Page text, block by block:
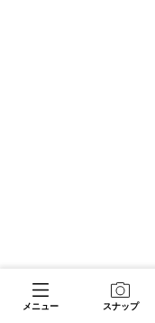
メニュー スナップ